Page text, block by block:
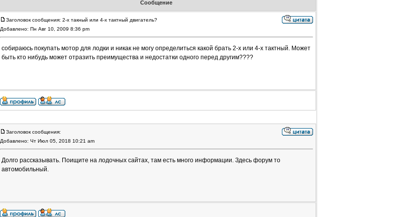
Сообщение
Заголовок сообщения: 2-x такный или 4-х тактный двигатель?
Добавлено: Пн Авг 10, 2009 8:36 pm
собираюсь покупать мотор для лодки и никак не могу определиться какой брать 2-х или 4-х тактный. Может
быть кто нибудь может отразить преимущества и недостатки одного перед другим????
Заголовок сообщения:
Добавлено: Чт Июл 05, 2018 10:21 am
Долго рассказывать. Поищите на лодочных сайтах, там есть много информации. Здесь форум то
автомобильный.